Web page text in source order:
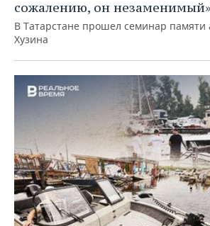
сожалению, он
В Татарстане прошел семинар памяти
Хузина